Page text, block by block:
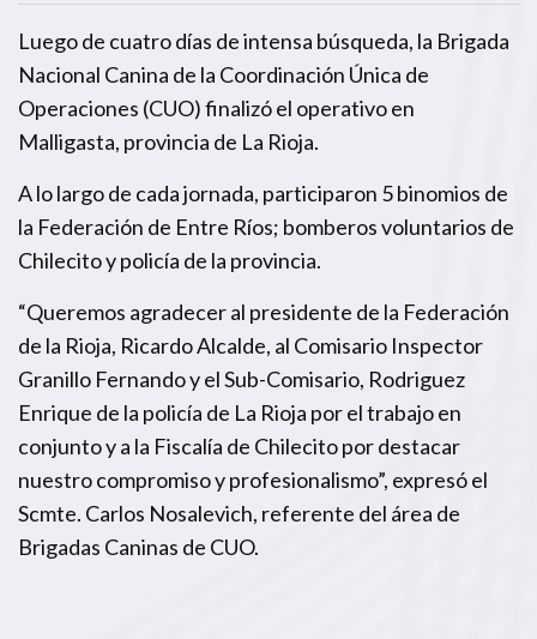
Luego de cuatro días de intensa búsqueda, la Brigada
Nacional Canina de la Coordinación Única de
Operaciones (CUO) finalizó el operativo en
Malligasta, provincia de La Rioja.
A lo largo de cada jornada, participaron 5 binomios de
la Federación de Entre Ríos; bomberos voluntarios de
Chilecito y policía de la provincia.
“Queremos agradecer al presidente de la Federación
de la Rioja, Ricardo Alcalde, al Comisario Inspector
Granillo Fernando y el Sub-Comisario, Rodriguez
Enrique de la policía de La Rioja por el trabajo en
conjunto y a la Fiscalía de Chilecito por destacar
nuestro compromiso y profesionalismo”, expresó el
Scmte. Carlos Nosalevich, referente del área de
Brigadas Caninas de CUO.